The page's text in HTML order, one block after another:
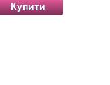
Купити